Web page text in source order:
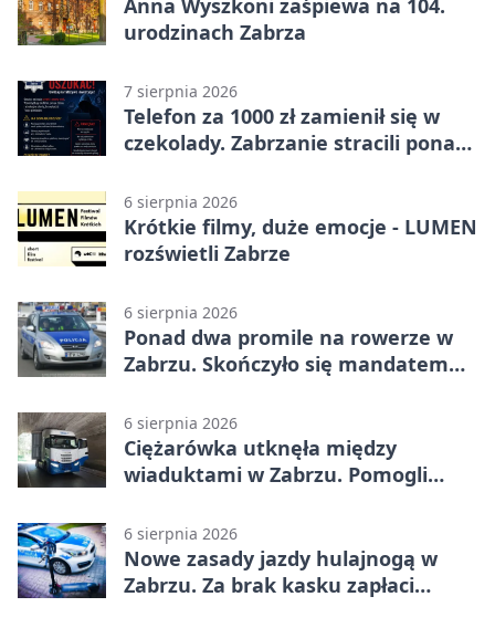
urodzinach Zabrza
7 sierpnia 2026
Telefon za 1000 zł zamienił się w
czekolady. Zabrzanie stracili ponad
6 sierpnia 2026
Krótkie filmy, duże emocje - LUMEN
rozświetli Zabrze
6 sierpnia 2026
Ponad dwa promile na rowerze w
Zabrzu. Skończyło się mandatem
6 sierpnia 2026
Ciężarówka utknęła między
wiaduktami w Zabrzu. Pomogli
6 sierpnia 2026
Nowe zasady jazdy hulajnogą w
Zabrzu. Za brak kasku zapłaci